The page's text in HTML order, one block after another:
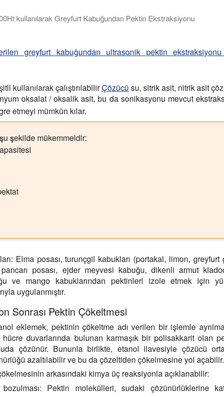
kullanılarak Greyfurt Kabuğundan Pektin Ekstraksiyonu
UP200Ht kullanarak greyfurt kabuğundan pektinin
greyfurt kabuğundan ultrasonik pektin
kullanılarak çalıştırılabilirÇözücü su, sitrik asit, nitrik asit
oksalat / oksalik asit, bu da sonikasyonu mevcut
etmeyi mümkün kılar.
şekilde mükemmeldir:
Elma posası, turunçgil kabukları (portakal, limon, greyfurt
posası, ejder meyvesi kabuğu, dikenli armut
ve mango kabuklarından pektinleri izole etmek için
uygulanmıştır.
Sonrası Pektin Çökeltmesi
eklemek, pektinin çökeltme adı verilen bir işlemle
hücre duvarlarında bulunan karmaşık bir polisakkarit olan
çözünür. Bununla birlikte, etanol ilavesiyle çözücü
azaltılabilir ve bu da çözeltiden çökelmesine yol açabilir.
arkasındaki kimya üç reaksiyonla açıklanabilir:
: Pektin molekülleri, sudaki çözünürlüklerine